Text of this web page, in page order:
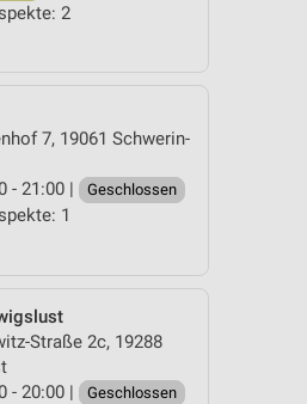
2
7, 19061 Schwerin-
- 21:00 |
Geschlossen
1
Straße 2c, 19288
- 20:00 |
Geschlossen